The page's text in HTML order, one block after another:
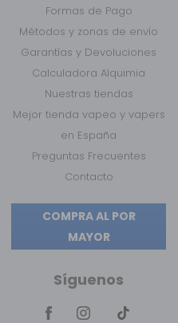
Formas de Pago
Métodos y zonas de envío
Garantías y Devoluciones
Calculadora Alquimia
Nuestras tiendas
Mejor tienda vapeo y vapers
en España
Preguntas Frecuentes
Contacto
COMPRA AL POR
MAYOR
Síguenos